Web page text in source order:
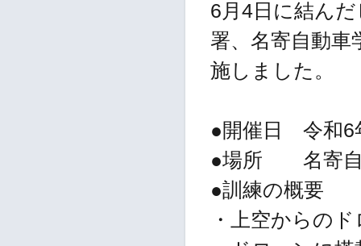
6月4日に結ん
署、名寄自動
施しました。
●開催日 令和6
●場所 名寄自
●訓練の概要
・上空からの